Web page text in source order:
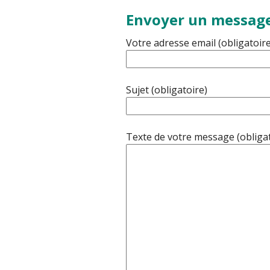
Envoyer un
Votre adresse email
Sujet (obligatoire)
Texte de votre message